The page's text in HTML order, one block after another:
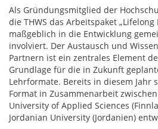
Als Gründungsmitglied der
die THWS das Arbeitspaket
maßgeblich in die Entwicklung
involviert. Der Austausch und
Partnern ist ein zentrales Element
Grundlage für die in Zukunft
Lehrformate. Bereits in diesem Jahr
Format in Zusammenarbeit
University of Applied Sciences
Jordanian University (Jordanien)